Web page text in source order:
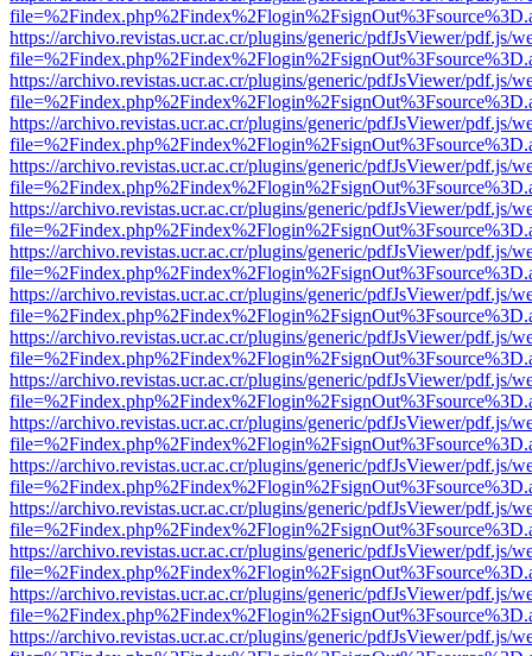
https://archivo.revistas.ucr.ac.cr/plugins/generic/pdfJsViewer/pdf.js/
https://archivo.revistas.ucr.ac.cr/plugins/generic/pdfJsViewer/pdf.js/
https://archivo.revistas.ucr.ac.cr/plugins/generic/pdfJsViewer/pdf.js/
https://archivo.revistas.ucr.ac.cr/plugins/generic/pdfJsViewer/pdf.js/
https://archivo.revistas.ucr.ac.cr/plugins/generic/pdfJsViewer/pdf.js/
https://archivo.revistas.ucr.ac.cr/plugins/generic/pdfJsViewer/pdf.js/
https://archivo.revistas.ucr.ac.cr/plugins/generic/pdfJsViewer/pdf.js/
https://archivo.revistas.ucr.ac.cr/plugins/generic/pdfJsViewer/pdf.js/
https://archivo.revistas.ucr.ac.cr/plugins/generic/pdfJsViewer/pdf.js/
https://archivo.revistas.ucr.ac.cr/plugins/generic/pdfJsViewer/pdf.js/
https://archivo.revistas.ucr.ac.cr/plugins/generic/pdfJsViewer/pdf.js/
https://archivo.revistas.ucr.ac.cr/plugins/generic/pdfJsViewer/pdf.js/
https://archivo.revistas.ucr.ac.cr/plugins/generic/pdfJsViewer/pdf.js/
https://archivo.revistas.ucr.ac.cr/plugins/generic/pdfJsViewer/pdf.js/
https://archivo.revistas.ucr.ac.cr/plugins/generic/pdfJsViewer/pdf.js/